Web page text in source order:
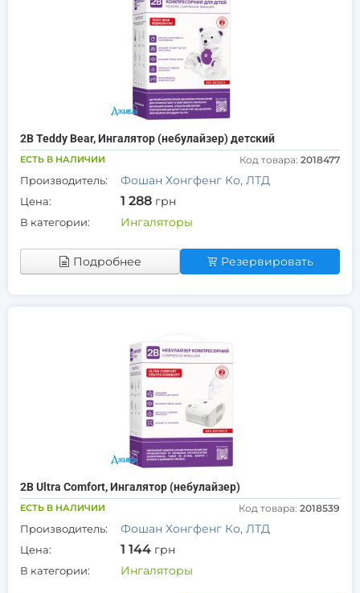
2В Teddy Bear, Ингалятор (небулайзер) детский
ЕСТЬ В НАЛИЧИИ Код товара: 2018477
Производитель: Фошан Хонгфенг Ко, ЛТД
Цена: 1 288 грн
В категории: Ингаляторы
Подробнее Резервировать
2В Ultra Comfort, Ингалятор (небулайзер)
ЕСТЬ В НАЛИЧИИ Код товара: 2018539
Производитель: Фошан Хонгфенг Ко, ЛТД
Цена: 1 144 грн
В категории: Ингаляторы